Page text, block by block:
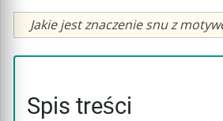
Caption
Jakie jest znaczenie snu z
Spis treści